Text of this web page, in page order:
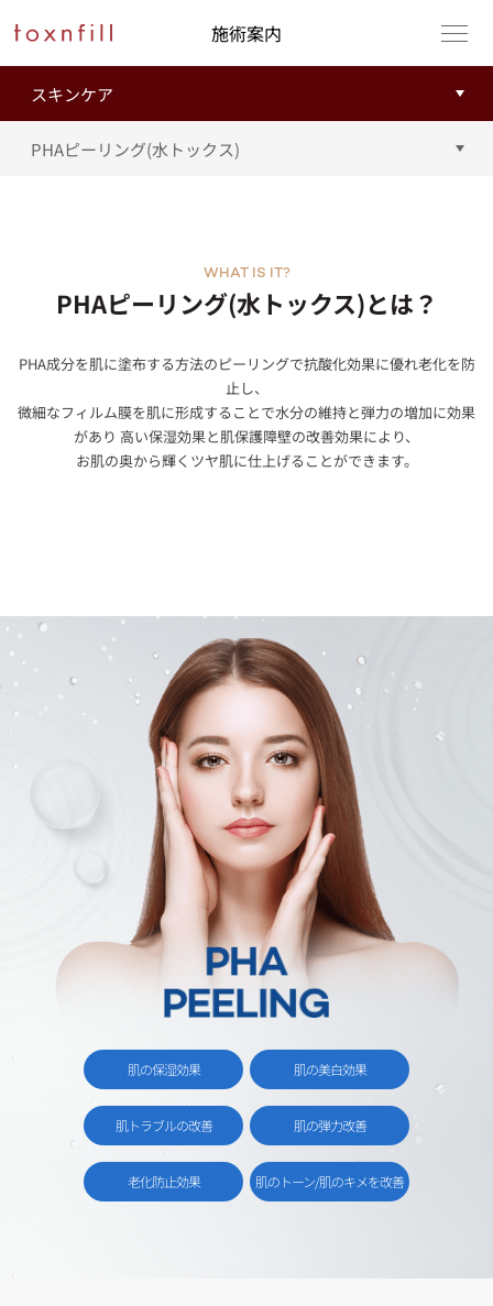
施術案内
PHAピーリング(水トックス)とは？
WHAT IS IT?
PHA成分を肌に塗布する方法のピーリングで抗酸化効果に優れ老化を防
止し、
微細なフィルム膜を肌に形成することで水分の維持と弾力の増加に効果
があり 高い保湿効果と肌保護障壁の改善効果により、
お肌の奥から輝くツヤ肌に仕上げることができます。
肌の保湿効果 肌の美白効果
肌トラブルの改善 肌の弾力改善
老化防止効果 肌のトーン/肌のキメを改善